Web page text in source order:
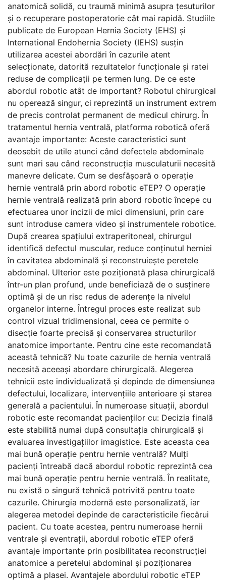
anatomică solidă, cu traumă minimă asupra țesuturilor
și o recuperare postoperatorie cât mai rapidă. Studiile
publicate de European Hernia Society (EHS) și
International Endohernia Society (IEHS) susțin
utilizarea acestei abordări în cazurile atent
selecționate, datorită rezultatelor funcționale și ratei
reduse de complicații pe termen lung. De ce este
abordul robotic atât de important? Robotul chirurgical
nu operează singur, ci reprezintă un instrument extrem
de precis controlat permanent de medicul chirurg. În
tratamentul hernia ventrală, platforma robotică oferă
avantaje importante: Aceste caracteristici sunt
deosebit de utile atunci când defectele abdominale
sunt mari sau când reconstrucția musculaturii necesită
manevre delicate. Cum se desfășoară o operație
hernie ventrală prin abord robotic eTEP? O operație
hernie ventrală realizată prin abord robotic începe cu
efectuarea unor incizii de mici dimensiuni, prin care
sunt introduse camera video și instrumentele robotice.
După crearea spațiului extraperitoneal, chirurgul
identifică defectul muscular, reduce conținutul herniei
în cavitatea abdominală și reconstruiește peretele
abdominal. Ulterior este poziționată plasa chirurgicală
într-un plan profund, unde beneficiază de o susținere
optimă și de un risc redus de aderențe la nivelul
organelor interne. Întregul proces este realizat sub
control vizual tridimensional, ceea ce permite o
disecție foarte precisă și conservarea structurilor
anatomice importante. Pentru cine este recomandată
această tehnică? Nu toate cazurile de hernia ventrală
necesită aceeași abordare chirurgicală. Alegerea
tehnicii este individualizată și depinde de dimensiunea
defectului, localizare, intervențiile anterioare și starea
generală a pacientului. În numeroase situații, abordul
robotic este recomandat pacienților cu: Decizia finală
este stabilită numai după consultația chirurgicală și
evaluarea investigațiilor imagistice. Este aceasta cea
mai bună operație pentru hernie ventrală? Mulți
pacienți întreabă dacă abordul robotic reprezintă cea
mai bună operație pentru hernie ventrală. În realitate,
nu există o singură tehnică potrivită pentru toate
cazurile. Chirurgia modernă este personalizată, iar
alegerea metodei depinde de caracteristicile fiecărui
pacient. Cu toate acestea, pentru numeroase hernii
ventrale și eventrații, abordul robotic eTEP oferă
avantaje importante prin posibilitatea reconstrucției
anatomice a peretelui abdominal și poziționarea
optimă a plasei. Avantajele abordului robotic eTEP